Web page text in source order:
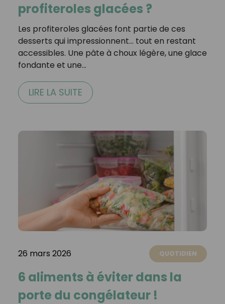
profiteroles glacées ?
Les profiteroles glacées font partie de ces
desserts qui impressionnent… tout en restant
accessibles. Une pâte à choux légère, une glace
fondante et une…
LIRE LA SUITE
26 mars 2026 QUOTIDIEN
6 aliments à éviter dans la
porte du congélateur !